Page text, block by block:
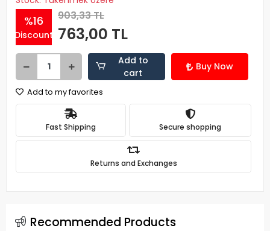
%16
Discount
903,33 TL
763,00 TL
Add to
cart
Buy Now
Add to my favorites
Fast Shipping Secure shopping
Returns and Exchanges
Recommended Products